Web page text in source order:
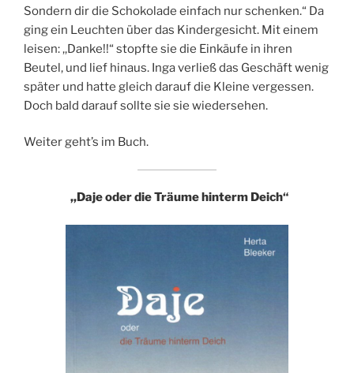
Sondern dir die Schokolade einfach nur schenken.“ Da
ging ein Leuchten über das Kindergesicht. Mit einem
leisen: ,,Danke!!“ stopfte sie die Einkäufe in ihren
Beutel, und lief hinaus. Inga verließ das Geschäft wenig
später und hatte gleich darauf die Kleine vergessen.
Doch bald darauf sollte sie sie wiedersehen.
Weiter geht’s im Buch.
,,Daje oder die Träume hinterm Deich“